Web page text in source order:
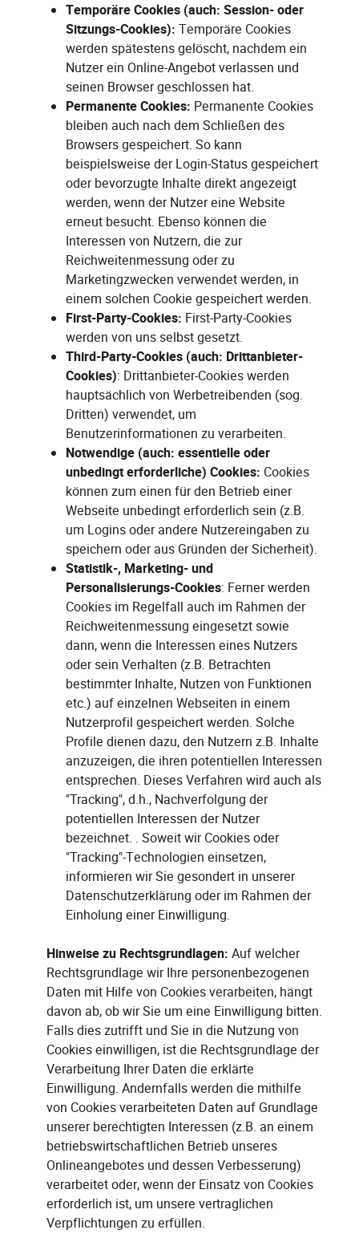
Temporäre Cookies (auch: Session- oder
Sitzungs-Cookies): Temporäre Cookies
werden spätestens gelöscht, nachdem ein
Nutzer ein Online-Angebot verlassen und
seinen Browser geschlossen hat.
Permanente Cookies: Permanente Cookies
bleiben auch nach dem Schließen des
Browsers gespeichert. So kann
beispielsweise der Login-Status gespeichert
oder bevorzugte Inhalte direkt angezeigt
werden, wenn der Nutzer eine Website
erneut besucht. Ebenso können die
Interessen von Nutzern, die zur
Reichweitenmessung oder zu
Marketingzwecken verwendet werden, in
einem solchen Cookie gespeichert werden.
First-Party-Cookies: First-Party-Cookies
werden von uns selbst gesetzt.
Third-Party-Cookies (auch: Drittanbieter-
Cookies): Drittanbieter-Cookies werden
hauptsächlich von Werbetreibenden (sog.
Dritten) verwendet, um
Benutzerinformationen zu verarbeiten.
Notwendige (auch: essentielle oder
unbedingt erforderliche) Cookies: Cookies
können zum einen für den Betrieb einer
Webseite unbedingt erforderlich sein (z.B.
um Logins oder andere Nutzereingaben zu
speichern oder aus Gründen der Sicherheit).
Statistik-, Marketing- und
Personalisierungs-Cookies: Ferner werden
Cookies im Regelfall auch im Rahmen der
Reichweitenmessung eingesetzt sowie
dann, wenn die Interessen eines Nutzers
oder sein Verhalten (z.B. Betrachten
bestimmter Inhalte, Nutzen von Funktionen
etc.) auf einzelnen Webseiten in einem
Nutzerprofil gespeichert werden. Solche
Profile dienen dazu, den Nutzern z.B. Inhalte
anzuzeigen, die ihren potentiellen Interessen
entsprechen. Dieses Verfahren wird auch als
"Tracking", d.h., Nachverfolgung der
potentiellen Interessen der Nutzer
bezeichnet. . Soweit wir Cookies oder
"Tracking"-Technologien einsetzen,
informieren wir Sie gesondert in unserer
Datenschutzerklärung oder im Rahmen der
Einholung einer Einwilligung.
Hinweise zu Rechtsgrundlagen: Auf welcher
Rechtsgrundlage wir Ihre personenbezogenen
Daten mit Hilfe von Cookies verarbeiten, hängt
davon ab, ob wir Sie um eine Einwilligung bitten.
Falls dies zutrifft und Sie in die Nutzung von
Cookies einwilligen, ist die Rechtsgrundlage der
Verarbeitung Ihrer Daten die erklärte
Einwilligung. Andernfalls werden die mithilfe
von Cookies verarbeiteten Daten auf Grundlage
unserer berechtigten Interessen (z.B. an einem
betriebswirtschaftlichen Betrieb unseres
Onlineangebotes und dessen Verbesserung)
verarbeitet oder, wenn der Einsatz von Cookies
erforderlich ist, um unsere vertraglichen
Verpflichtungen zu erfüllen.